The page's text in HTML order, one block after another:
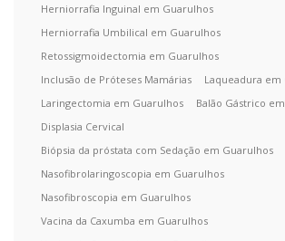
Herniorrafia Inguinal em Guarulhos
Herniorrafia Umbilical em Guarulhos
Retossigmoidectomia em Guarulhos
Inclusão de Próteses Mamárias
Laqueadura em
Laringectomia em Guarulhos
Balão Gástrico
Displasia Cervical
Biópsia da próstata com Sedação em Guarulhos
Nasofibrolaringoscopia em Guarulhos
Nasofibroscopia em Guarulhos
Vacina da Caxumba em Guarulhos